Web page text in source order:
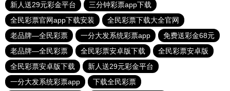
新人送29元彩金平台
三分钟彩票app下载
全民彩票官网app下载安装
全民彩票下载大全官网
老品牌—全民彩票
一分大发系统彩票app
免费送彩金68元
老品牌—全民彩票
全民彩票安卓版下载
全民彩票安卓版
全民彩票安卓版下载
新人送29元彩金平台
一分大发系统彩票app
下载全民彩票